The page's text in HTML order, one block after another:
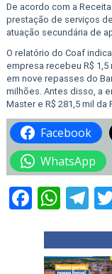
De acordo com a
prestação de serviços
atuação secundária de
O relatório do Coaf
empresa recebeu R$ 1,5
em nove repasses do
milhões. Antes disso, a
Master e R$ 281,5 mil
Facebook
WhatsApp